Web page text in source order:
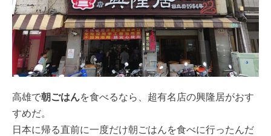
高雄で朝ごはんを食べるなら、超有名店の興隆居がおす
すめだ。
日本に帰る直前に一度だけ朝ごはんを食べに行ったんだ